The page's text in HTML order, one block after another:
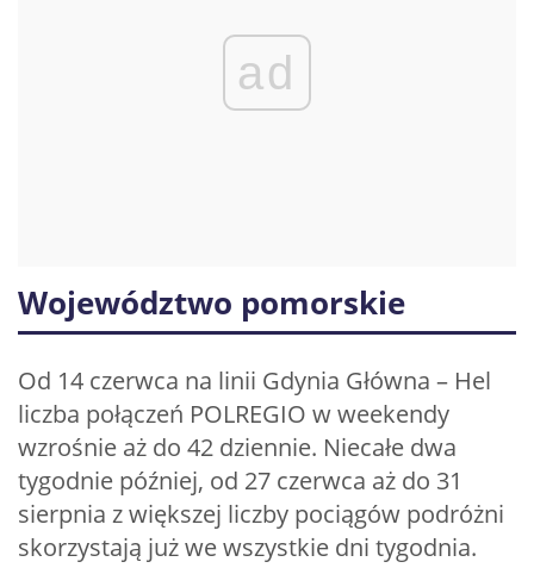
ad
Województwo pomorskie
Od 14 czerwca na linii Gdynia Główna – Hel
liczba połączeń POLREGIO w weekendy
wzrośnie aż do 42 dziennie. Niecałe dwa
tygodnie później, od 27 czerwca aż do 31
sierpnia z większej liczby pociągów podróżni
skorzystają już we wszystkie dni tygodnia.